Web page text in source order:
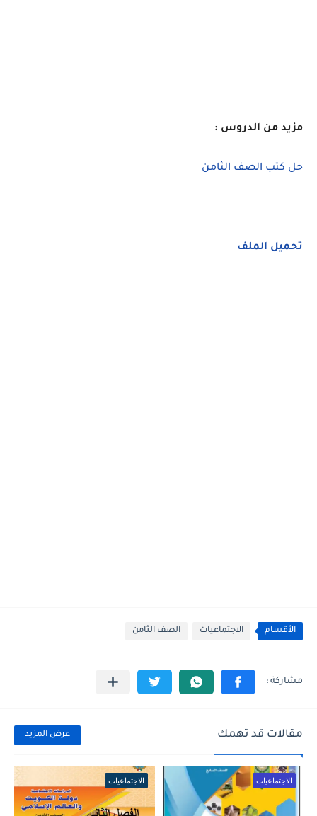
مزيد من الدروس :
حل كتب الصف الثامن
تحميل الملف
الأقسام الاجتماعيات الصف الثامن
مقالات قد تهمك عرض المزيد
الاجتماعيات الاجتماعيات